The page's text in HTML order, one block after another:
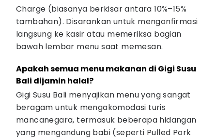
Charge (biasanya berkisar antara 10%–15%
tambahan). Disarankan untuk mengonfirmasi
langsung ke kasir atau memeriksa bagian
bawah lembar menu saat memesan.
Apakah semua menu makanan di Gigi Susu
Bali dijamin halal?
Gigi Susu Bali menyajikan menu yang sangat
beragam untuk mengakomodasi turis
mancanegara, termasuk beberapa hidangan
yang mengandung babi (seperti Pulled Pork